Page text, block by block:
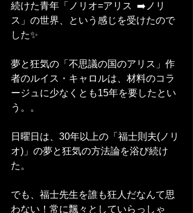
続けた青年「ノリオ=アリス  ➡️ノリ
ス」の世界、という感じを受けたので
した✨
夢と狂気の「不思議の国のアリス」作
者のルイス・キャロルは、材料のコラ
ージュに少なくとも15年を要したとい
う。。
日曜日は、30年以上の「福士則夫(ノリ
オ)」の夢と狂気の方法論を浴び続け
た。
でも、福士先生を誰も狂人だなんて思
わない！常に飄々としていらっしゃ